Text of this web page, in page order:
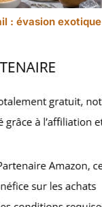
: évasion exotique